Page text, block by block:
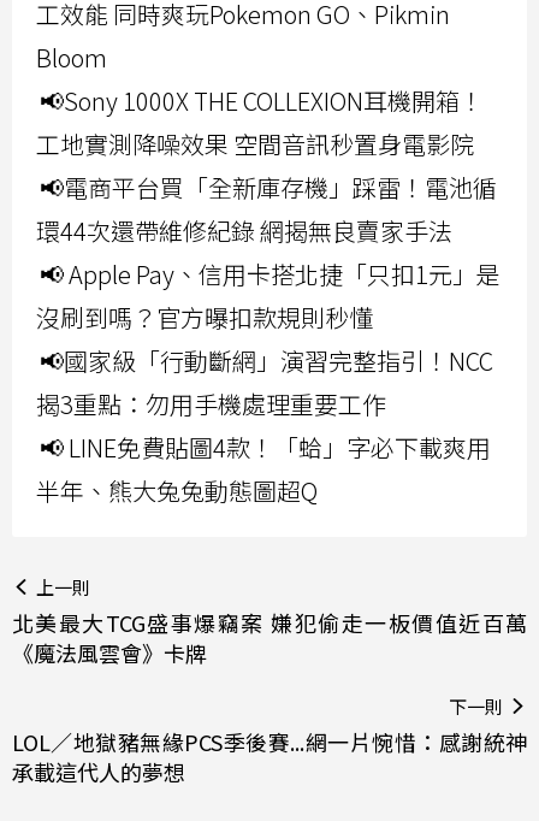
工效能 同時爽玩Pokemon GO、Pikmin
Bloom
📢Sony 1000X THE COLLEXION耳機開箱！
工地實測降噪效果 空間音訊秒置身電影院
📢電商平台買「全新庫存機」踩雷！電池循
環44次還帶維修紀錄 網揭無良賣家手法
📢 Apple Pay、信用卡搭北捷「只扣1元」是
沒刷到嗎？官方曝扣款規則秒懂
📢國家級「行動斷網」演習完整指引！NCC
揭3重點：勿用手機處理重要工作
📢 LINE免費貼圖4款！「蛤」字必下載爽用
半年、熊大兔兔動態圖超Q
上一則
北美最大TCG盛事爆竊案 嫌犯偷走一板價值近百萬
《魔法風雲會》卡牌
下一則
LOL／地獄豬無緣PCS季後賽...網一片惋惜：感謝統神
承載這代人的夢想